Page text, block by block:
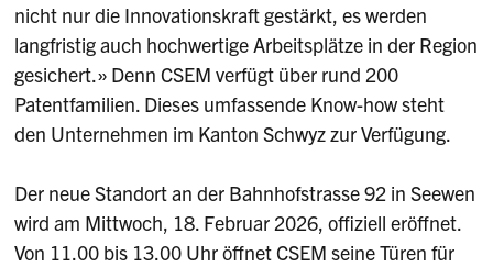
nicht nur die Innovationskraft gestärkt, es werden
langfristig auch hochwertige Arbeitsplätze in der Region
gesichert.» Denn CSEM verfügt über rund 200
Patentfamilien. Dieses umfassende Know-how steht
den Unternehmen im Kanton Schwyz zur Verfügung.
Der neue Standort an der Bahnhofstrasse 92 in Seewen
wird am Mittwoch, 18. Februar 2026, offiziell eröffnet.
Von 11.00 bis 13.00 Uhr öffnet CSEM seine Türen für